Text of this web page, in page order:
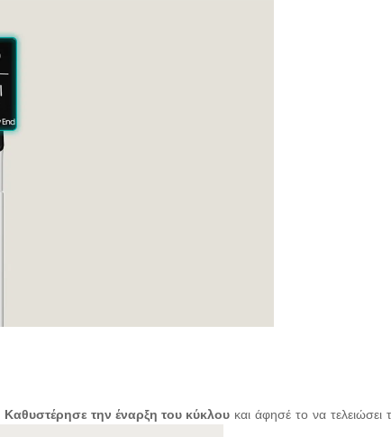
Καθυστέρησε την έναρξη του κύκλου και άφησέ το να